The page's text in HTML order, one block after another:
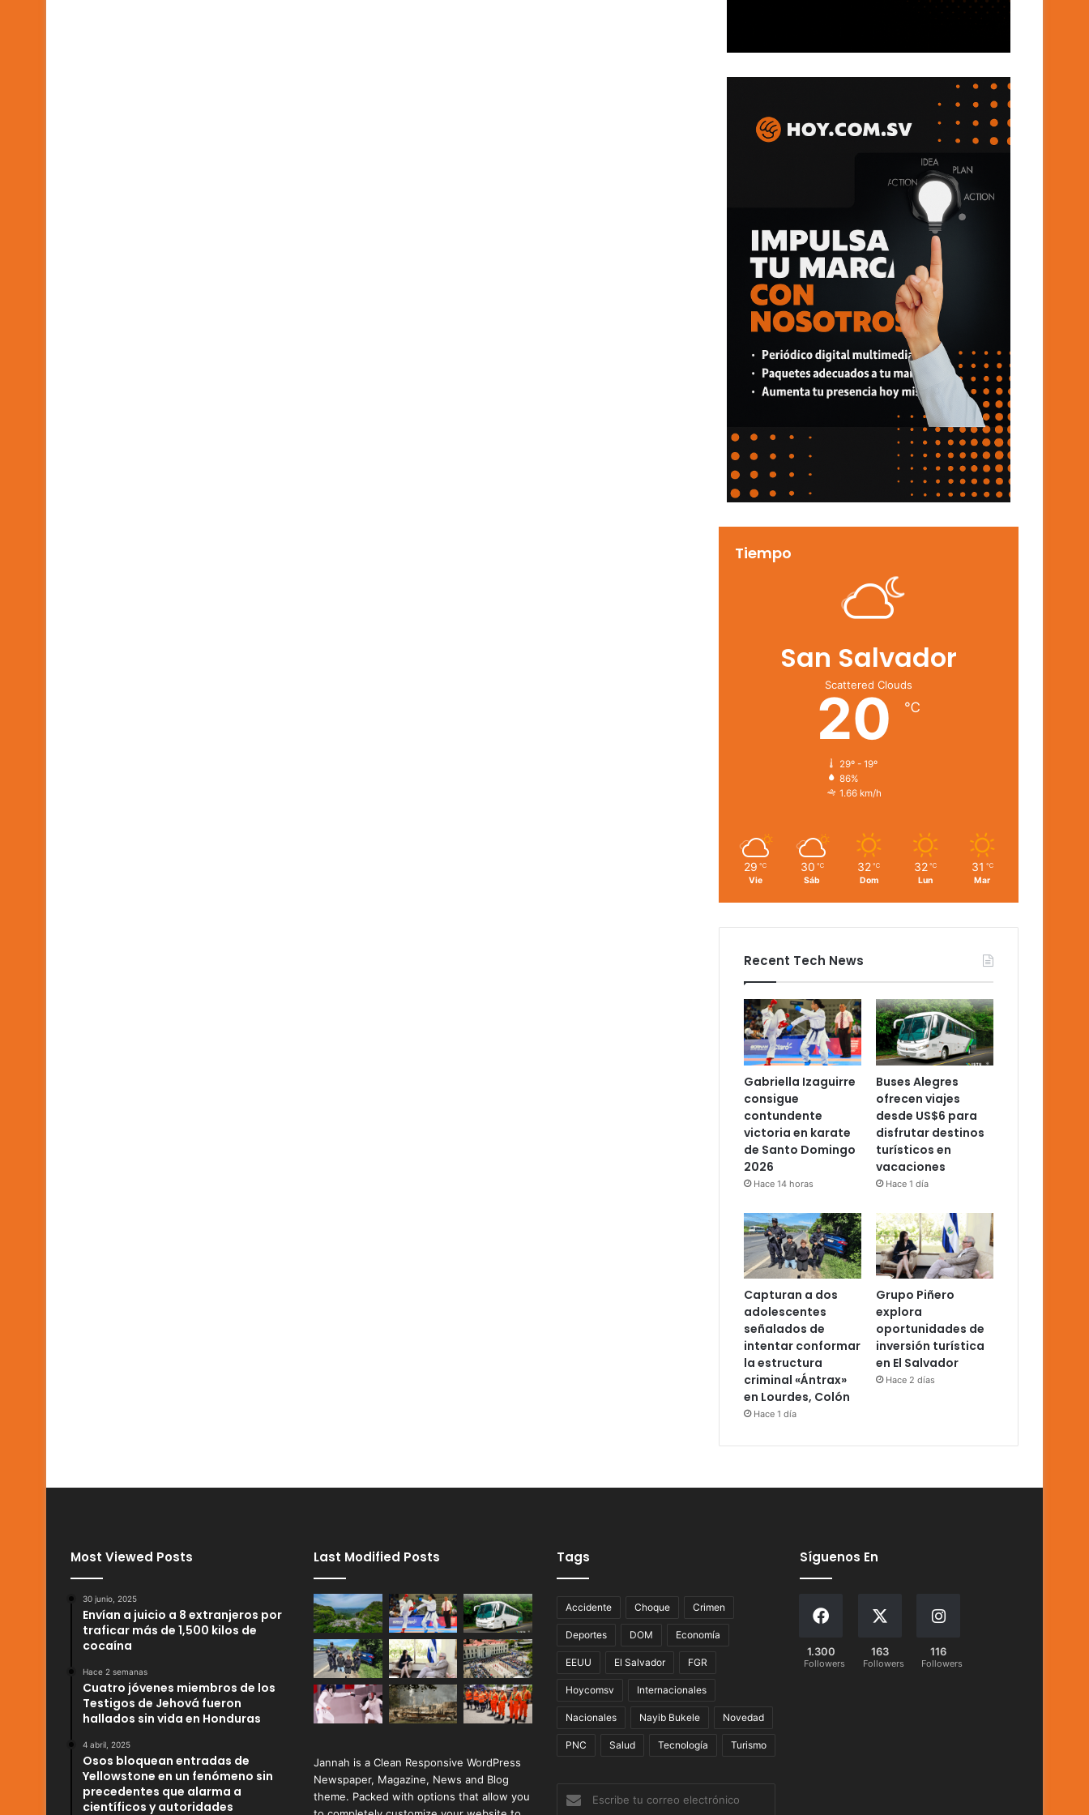
Tiempo
San Salvador
Scattered Clouds
20 ℃
29º - 19º
86%
1.66 km/h
29 ℃
Vie
30 ℃
Sáb
32 ℃
Dom
32 ℃
Lun
31 ℃
Mar
Recent Tech News
Gabriella Izaguirre
consigue
contundente
victoria en karate
de Santo Domingo
2026
Hace 14 horas
Buses Alegres
ofrecen viajes
desde US$6 para
disfrutar destinos
turísticos en
vacaciones
Hace 1 día
Capturan a dos
adolescentes
señalados de
intentar conformar
la estructura
criminal «Ántrax»
en Lourdes, Colón
Hace 1 día
Grupo Piñero
explora
oportunidades de
inversión turística
en El Salvador
Hace 2 días
Most Viewed Posts
30 junio, 2025
Envían a juicio a 8 extranjeros por
traficar más de 1,500 kilos de
cocaína
Hace 2 semanas
Cuatro jóvenes miembros de los
Testigos de Jehová fueron
hallados sin vida en Honduras
4 abril, 2025
Osos bloquean entradas de
Yellowstone en un fenómeno sin
precedentes que alarma a
científicos y autoridades
Last Modified Posts
Jannah is a Clean Responsive WordPress
Newspaper, Magazine, News and Blog
theme. Packed with options that allow you
Tags
Accidente Choque Crimen
Deportes DOM Economía
EEUU El Salvador FGR
Hoycomsv Internacionales
Nacionales Nayib Bukele Novedad
PNC Salud Tecnología Turismo
Escribe
tu
Síguenos En
1.300
Followers
163
Followers
116
Followers